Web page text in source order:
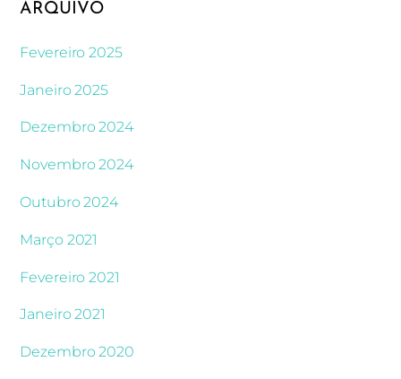
ARQUIVO
Fevereiro 2025
Janeiro 2025
Dezembro 2024
Novembro 2024
Outubro 2024
Março 2021
Fevereiro 2021
Janeiro 2021
Dezembro 2020